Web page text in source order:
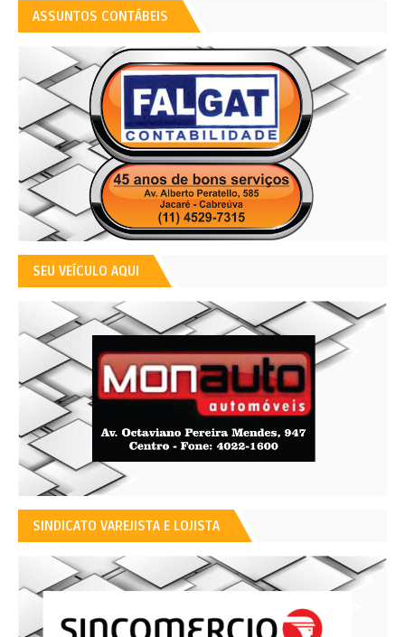
ASSUNTOS CONTÁBEIS
SEU VEÍCULO AQUI
SINDICATO VAREJISTA E LOJISTA